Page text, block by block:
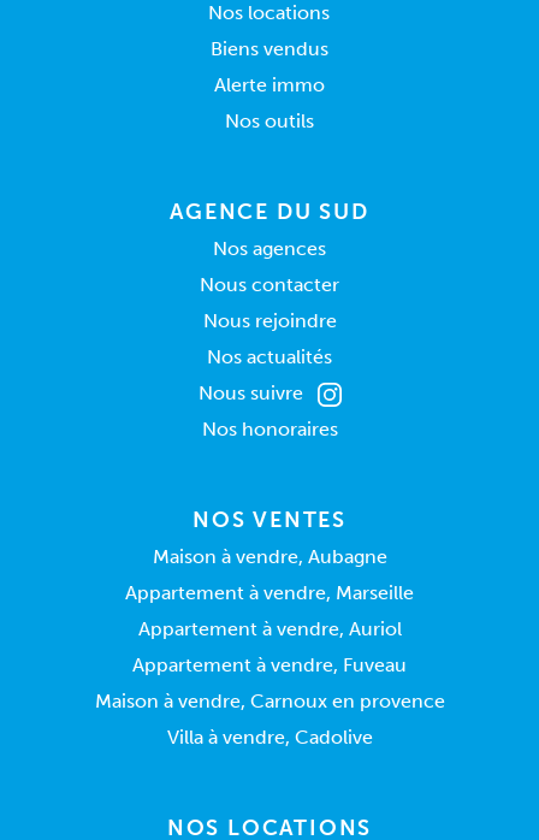
Nos locations
Biens vendus
Alerte immo
Nos outils
AGENCE DU SUD
Nos agences
Nous contacter
Nous rejoindre
Nos actualités
Nous suivre
Nos honoraires
NOS VENTES
Maison à vendre, Aubagne
Appartement à vendre, Marseille
Appartement à vendre, Auriol
Appartement à vendre, Fuveau
Maison à vendre, Carnoux en provence
Villa à vendre, Cadolive
NOS LOCATIONS